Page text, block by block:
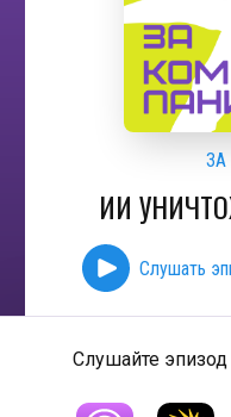
ИИ
Слушать
Слушайте